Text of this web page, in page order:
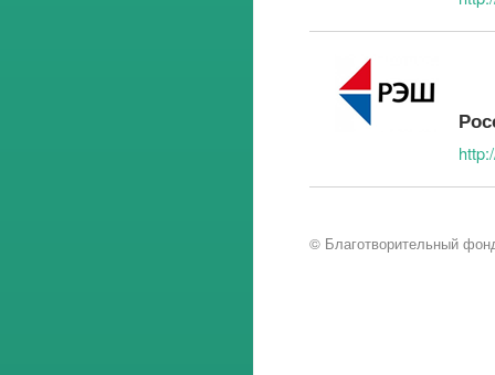
© Благотворительный